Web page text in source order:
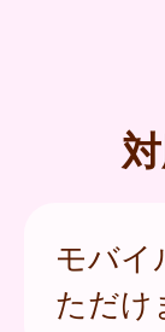
モバイ
ただけ